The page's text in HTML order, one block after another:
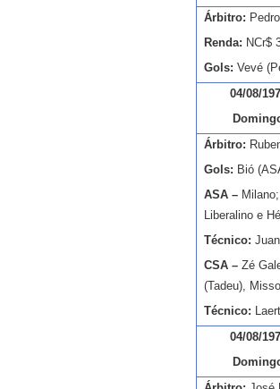
Árbitro:
Renda: NCr$
Gols: Vevé
04/08/
Árbitro:
Gols: Bió
ASA –
Liberalino e
Técnico:
CSA – Zé
(Tadeu),
Técnico:
04/08/